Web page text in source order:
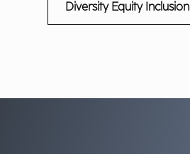
Diversity Equity Inclusion